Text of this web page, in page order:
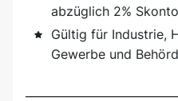
abzüglich 2%
Gültig für Industrie,
Gewerbe und